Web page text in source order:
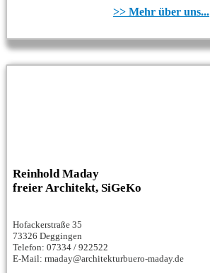
>> Mehr über uns...
Reinhold Maday
freier Architekt, SiGeKo
Hofackerstraße 35
73326 Deggingen
Telefon: 07334 / 922522
E-Mail: rmaday@architekturbuero-maday.de